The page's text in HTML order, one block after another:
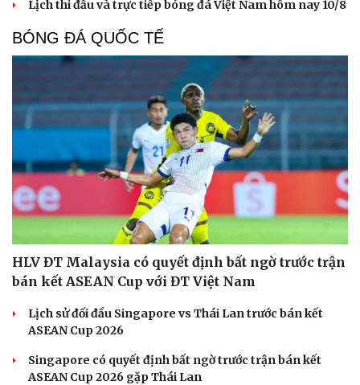
Lịch thi đấu và trực tiếp bóng đá Việt Nam hôm nay 10/8
BÓNG ĐÁ QUỐC TẾ
HLV ĐT Malaysia có quyết định bất ngờ trước trận
bán kết ASEAN Cup với ĐT Việt Nam
Lịch sử đối đầu Singapore vs Thái Lan trước bán kết
ASEAN Cup 2026
Singapore có quyết định bất ngờ trước trận bán kết
ASEAN Cup 2026 gặp Thái Lan